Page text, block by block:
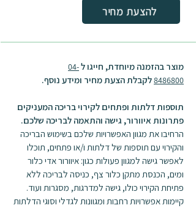
להצעת מחיר
מוצר בהזמנה מיוחדת, חייגו ל04-
8486800לקבלת הצעת מחיר ומידע נוסף.
תוספות דלתות ופתחים לקירוי בריכה המעניקים
פתרונות איוורור, גישה והתאמה לבריכה שלכם.
הרחיבו את מגוון האפשרויות שלכם בשימוש הבריכה
והקירוי עם תוספות של דלתות ו/או פתחים, תוכלו
לאפשר גישה למגוון פעולות כגון: איוורור אדי כלור
ומים, הכנסת מתקן כלור צף, כניסה לבריכה ללא
פתיחת הקירוי כולו, גישה למדרגות, מסגרות ועוד.
קיימות אפשרויות רחבות ומגוונות לגדלי וסוגי הדלתות